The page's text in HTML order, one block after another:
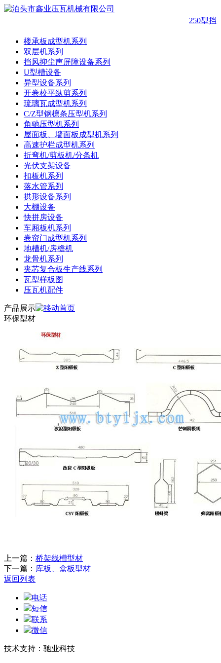
250型挡
楼承板成型机系列
双层机系列
挡风抑尘声屏障设备系列
U型槽设备
异型设备系列
开卷校平纵剪系列
琉璃瓦成型机系列
C/Z型钢檩条压型机系列
角驰压型机系列
屋面板、墙面板成型机系列
高速护栏成型机系列
折弯机/剪板机/分条机
光伏支架设备
扣板机系列
落水管系列
拱形设备系列
大棚设备
快拼房设备
车厢板机系列
卷帘门成型机系列
地槽机/房檐机
龙骨机系列
夹芯复合板生产线系列
瓦型样板图
压瓦机配件
产品展示
环保型材
上一篇： 桥架线槽型材
下一篇： 库板、盒板型材
返回列表
电话
短信
联系
微信
技术支持：驰业科技